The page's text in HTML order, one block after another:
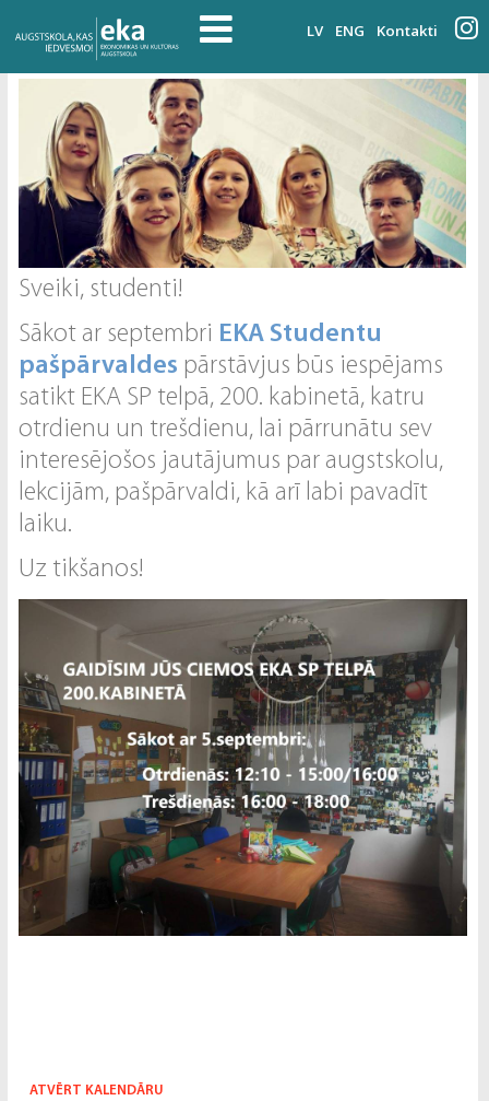
LV ENG Kontakti
Sveiki, studenti!
Sākot ar septembri EKA Studentu
pašpārvaldes pārstāvjus būs iespējams
satikt EKA SP telpā, 200. kabinetā, katru
otrdienu un trešdienu, lai pārrunātu sev
interesējošos jautājumus par augstskolu,
lekcijām, pašpārvaldi, kā arī labi pavadīt
laiku.
Uz tikšanos!
ATVĒRT KALENDĀRU